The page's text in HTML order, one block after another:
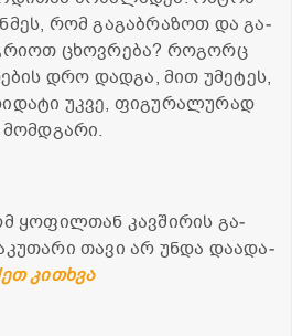
რომ გა­გაბ­რა­ზოთ და გა­
ცხოვ­რე­ბა? რო­გორც
დრო დად­გა, მით უმე­ტეს,
უკვე, ფი­გუ­რა­ლუ­რად
ყო­ფილ­თან კავ­ში­რის გა­
თავი არ უნდა და­ა­და­
კითხვა